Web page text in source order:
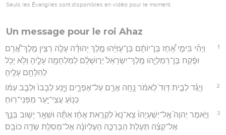
Seuls les Évangiles sont disponibles en vidéo pour le moment.
Un message pour le roi Ahaz
1
וַיְהִ֡י בִּימֵ֣י אָ֠חָז בֶּן־יוֹתָ֨ם בֶּן־עֻזִּיָּ֜הוּ מֶ֣לֶךְ יְהוּדָ֗ה עָלָ֣ה רְצִ֣ין מֶֽלֶךְ־אֲ֠רָם
וּפֶ֨קַח בֶּן־רְמַלְיָ֤הוּ מֶֽלֶךְ־יִשְׂרָאֵל֙ יְר֣וּשָׁלִַ֔ם לַמִּלְחָמָ֖ה עָלֶ֑יהָ וְלֹ֥א יָכֹ֖ל
לְהִלָּחֵ֥ם עָלֶֽיהָ׃
2
וַיֻּגַּ֗ד לְבֵ֤ית דָּוִד֙ לֵאמֹ֔ר נָ֥חָֽה אֲרָ֖ם עַל־אֶפְרָ֑יִם וַיָּ֤נַע לְבָבוֹ֙ וּלְבַ֣ב עַמּ֔וֹ
כְּנ֥וֹעַ עֲצֵי־יַ֖עַר מִפְּנֵי־רֽוּחַ׃
3
וַיֹּ֣אמֶר יְהוָה֮ אֶֽל־יְשַׁעְיָהוּ֒ צֵא־נָא֙ לִקְרַ֣את אָחָ֔ז אַתָּ֕ה וּשְׁאָ֖ר יָשׁ֣וּב בְּנֶ֑ךָ
אֶל־קְצֵ֗ה תְּעָלַת֙ הַבְּרֵכָ֣ה הָעֶלְיוֹנָ֔ה אֶל־מְסִלַּ֖ת שְׂדֵ֥ה כוֹבֵֽס׃